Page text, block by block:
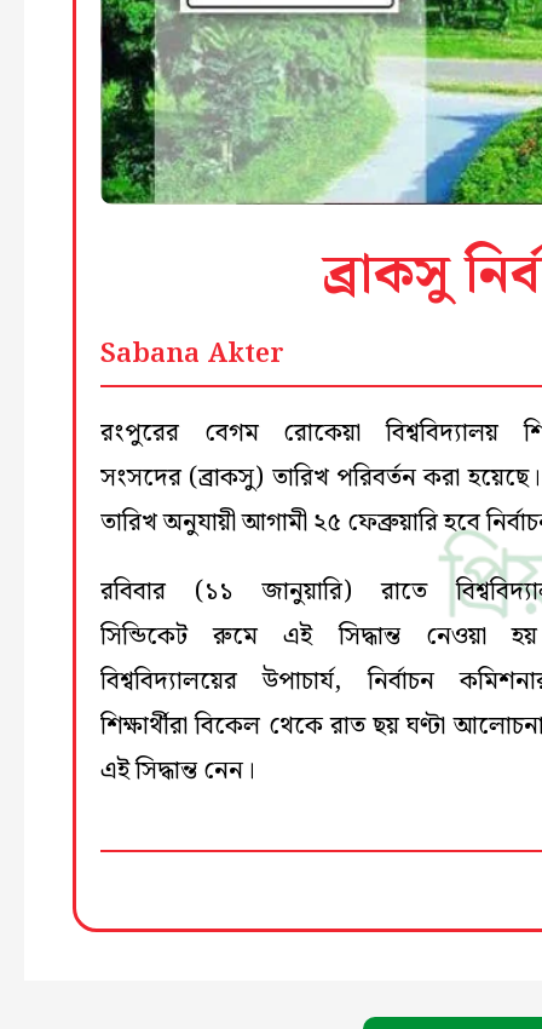
ব্রাকসু
Sabana Akter
‎রংপুরের বেগম রোকেয়া বিশ্ববিদ্যালয়
সংসদের (ব্রাকসু) তারিখ পরিবর্তন করা
তারিখ অনুযায়ী আগামী ২৫ ফেব্রুয়ারি হবে
রবিবার (১১ জানুয়ারি) রাতে
সিন্ডিকেট রুমে এই সিদ্ধান্ত নেওয়া
বিশ্ববিদ্যালয়ের উপাচার্য, নির্বাচন
শিক্ষার্থীরা বিকেল থেকে রাত ছয় ঘণ্টা
এই সিদ্ধান্ত নেন।